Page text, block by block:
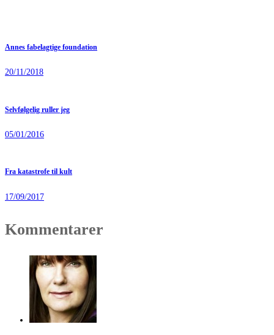
Annes fabelagtige foundation
20/11/2018
Selvfølgelig ruller jeg
05/01/2016
Fra katastrofe til kult
17/09/2017
Kommentarer